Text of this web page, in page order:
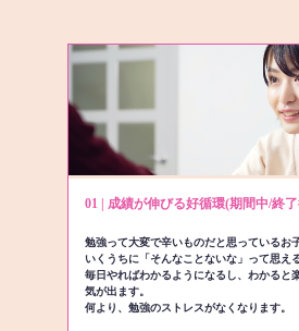
01 | 成績が伸びる好循環(期間中/終
勉強って大変で辛いものだと思っているお
いくうちに「そんなことないな」って思え
毎日やればわかるようになるし、わかると
気が出ます。
何より、勉強のストレスがなくなります。